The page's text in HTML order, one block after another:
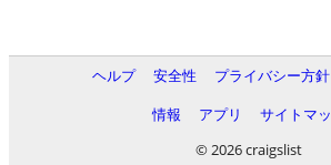
ヘルプ 安全性 プライバシー方針
情報
アプリ
サイトマ
© 2026 craigslist